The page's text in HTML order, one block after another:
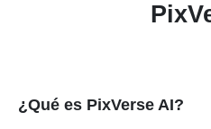
¿Qué es PixVerse AI?